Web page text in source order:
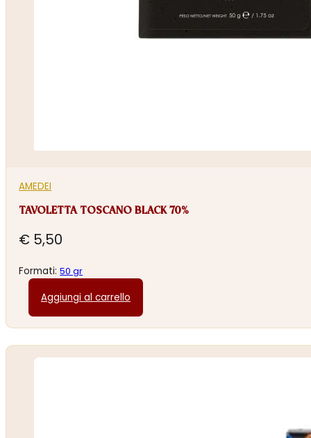
AMEDEI
TAVOLETTA TOSCANO BLACK 70%
€ 5,50
Formati:50 gr
Aggiungi al carrello